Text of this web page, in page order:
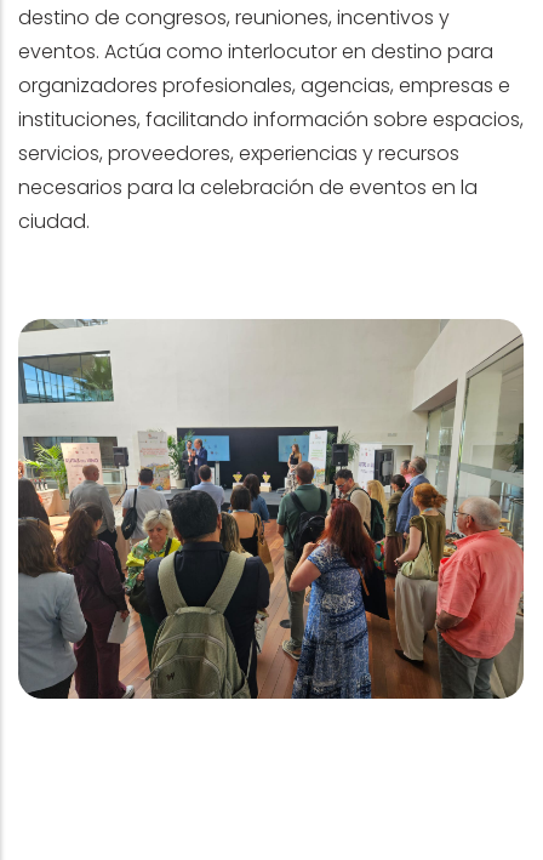
destino de congresos, reuniones, incentivos y
eventos. Actúa como interlocutor en destino para
organizadores profesionales, agencias, empresas e
instituciones, facilitando información sobre espacios,
servicios, proveedores, experiencias y recursos
necesarios para la celebración de eventos en la
ciudad.